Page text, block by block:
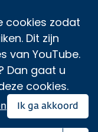
cookies zodat
Dit zijn
van YouTube.
Dan gaat u
cookies.
Ik ga akkoord